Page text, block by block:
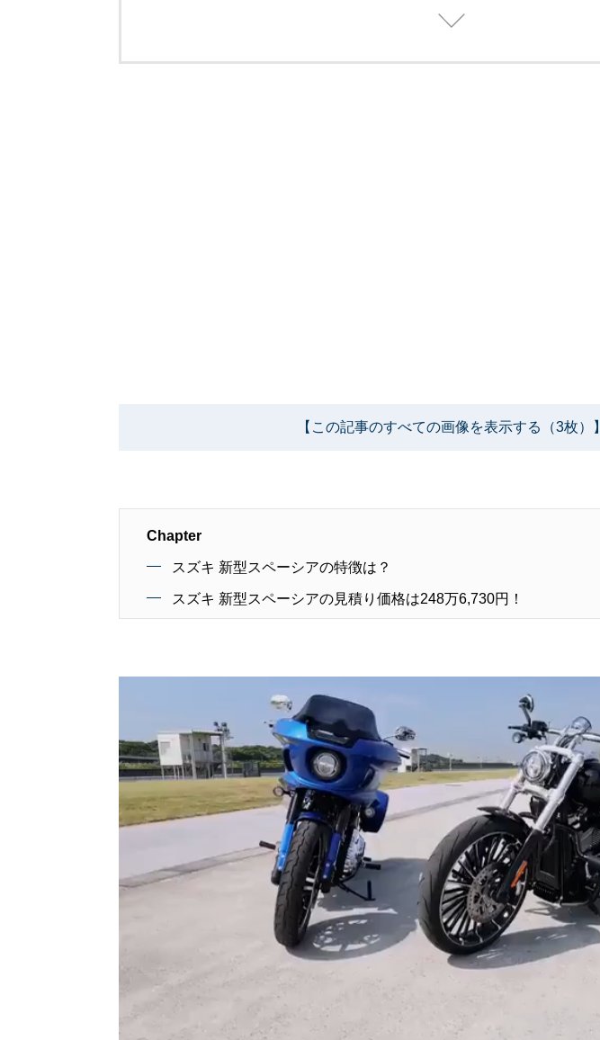
モルトの愉しみ方」（学習研究社）がある。
【この記事のすべての画像を表示する（3枚）】
Chapter
スズキ 新型スペーシアの特徴は？
スズキ 新型スペーシアの見積り価格は248万6,730円！